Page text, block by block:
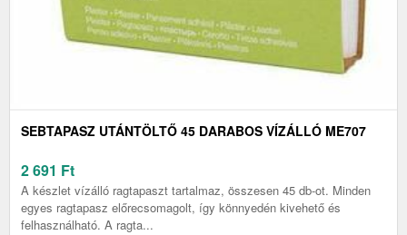
SEBTAPASZ UTÁNTÖLTŐ 45 DARABOS VÍZÁLLÓ ME707
2 691 Ft
A készlet vízálló ragtapaszt tartalmaz, összesen 45 db-ot. Minden
egyes ragtapasz előrecsomagolt, így könnyedén kivehető és
felhasználható. A ragta...